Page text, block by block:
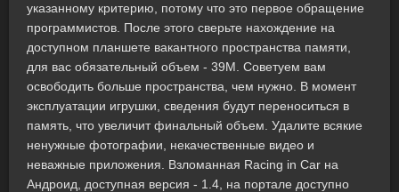
указанному критерию, потому что это первое обращение
программистов. После этого сверьте нахождение на
доступном планшете вакантного пространства памяти,
для вас обязательный объем - 39M. Советуем вам
освободить больше пространства, чем нужно. В момент
эксплуатации игрушки, сведения будут переноситься в
память, что увеличит финальный объем. Удалите всякие
ненужные фотографии, некачественные видео и
неважные приложения. Взломанная Racing in Car на
Андроид, доступная версия - 1.4, на портале доступно